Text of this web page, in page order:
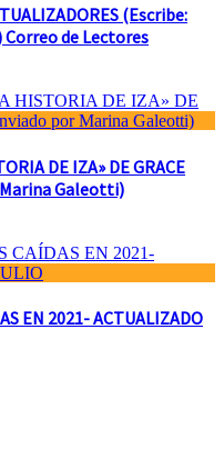
(Escribe:
de Lectores
DE IZA» DE GRACE
Marina Galeotti)
EN 2021- ACTUALIZADO